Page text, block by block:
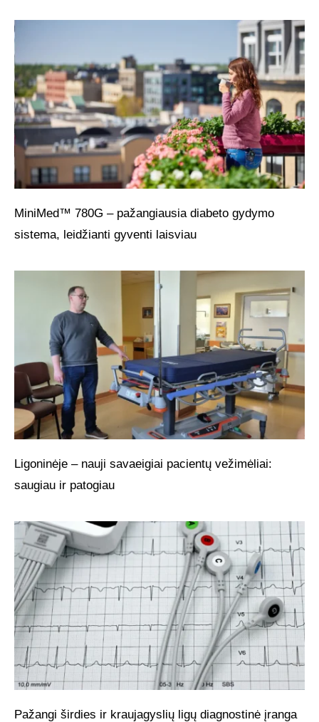
MiniMed™ 780G – pažangiausia diabeto gydymo
sistema, leidžianti gyventi laisviau
Ligoninėje – nauji savaeigiai pacientų vežimėliai:
saugiau ir patogiau
Pažangi širdies ir kraujagyslių ligų diagnostinė įranga